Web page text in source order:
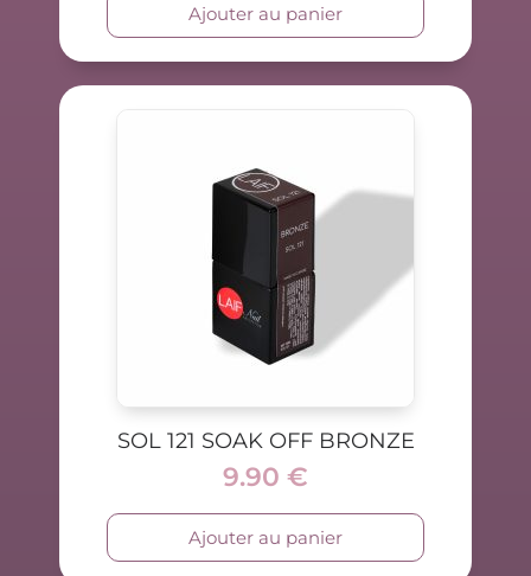
Ajouter au panier
SOL 121 SOAK OFF BRONZE
9.90 €
Ajouter au panier